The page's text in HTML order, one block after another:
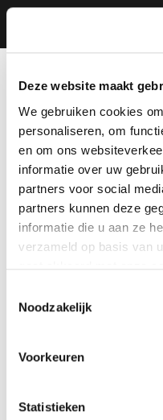
Deze website maakt
We gebruiken cookies
personaliseren, om
en om ons
informatie over uw
partners voor social
partners kunnen deze
informatie die u aan ze
verzameld op basis van
Noodzakelijk
Voorkeuren
Statistieken